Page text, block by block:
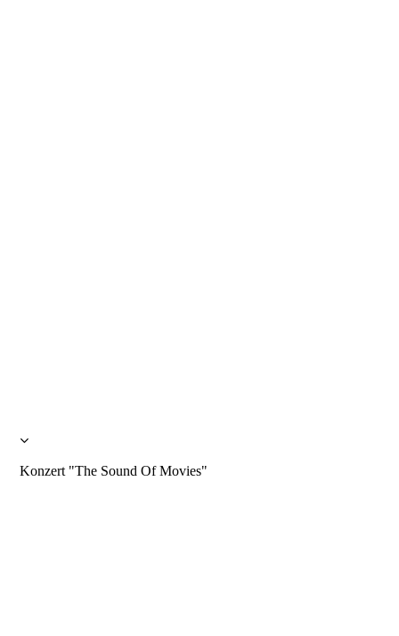
Konzert "The Sound Of Movies"